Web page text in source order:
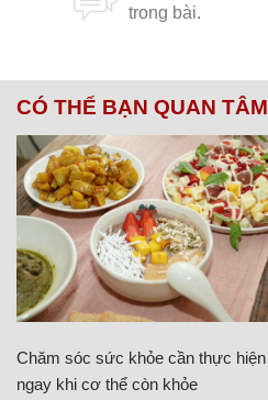
CÓ THỂ BẠN QUAN TÂM
Chăm sóc sức khỏe cần thực hiện
ngay khi cơ thể còn khỏe